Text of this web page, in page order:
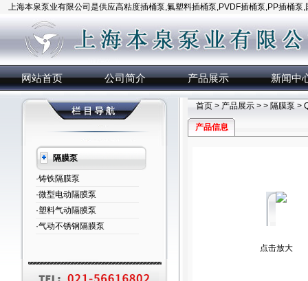
上海本泉泵业有限公司是供应高粘度插桶泵,氟塑料插桶泵,PVDF插桶泵,PP插桶泵
网站首页 公司简介 产品展示 新闻中
隔膜泵
·铸铁隔膜泵
·微型电动隔膜泵
·塑料气动隔膜泵
·气动不锈钢隔膜泵
首页 > 产品展示 > > 隔膜泵 >
产品信息
点击放大